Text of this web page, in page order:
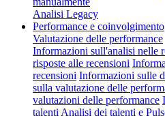
Analisi Legacy
Performance e coinvolgimento
Valutazione delle performance
Informazioni sull'analisi nelle
risposte alle recensioni
recensioni Informazioni sulle
sulla valutazione delle
valutazioni delle performance
talenti Analisi dei talenti e